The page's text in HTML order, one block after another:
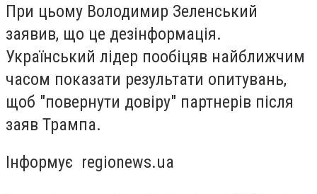
При цьому Володимир Зеленський
заявив, що це дезінформація.
Український лідер пообіцяв найближчим
часом показати результати опитувань,
щоб "повернути довіру" партнерів після
заяв Трампа.
Інформує regionews.ua